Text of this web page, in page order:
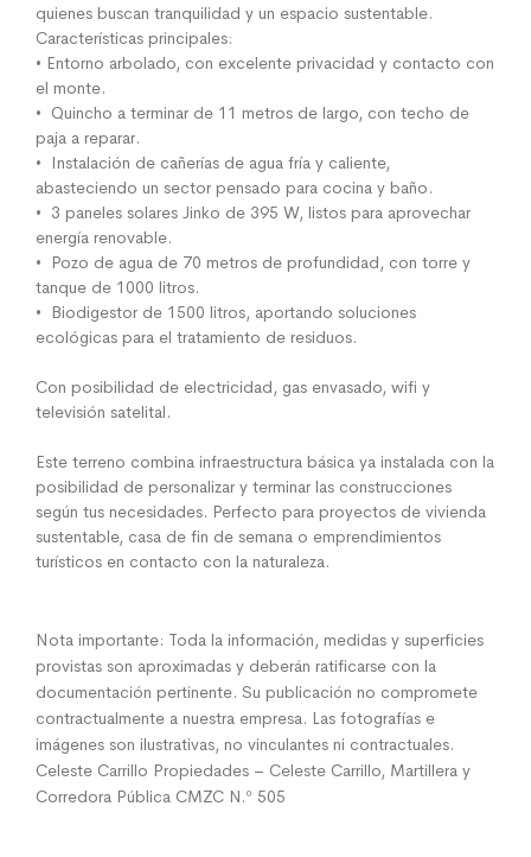
quienes buscan tranquilidad y un espacio sustentable.
Características principales:
• Entorno arbolado, con excelente privacidad y contacto con
el monte.
• Quincho a terminar de 11 metros de largo, con techo de
paja a reparar.
• Instalación de cañerías de agua fría y caliente,
abasteciendo un sector pensado para cocina y baño.
• 3 paneles solares Jinko de 395 W, listos para aprovechar
energía renovable.
• Pozo de agua de 70 metros de profundidad, con torre y
tanque de 1000 litros.
• Biodigestor de 1500 litros, aportando soluciones
ecológicas para el tratamiento de residuos.
Con posibilidad de electricidad, gas envasado, wifi y
televisión satelital.
Este terreno combina infraestructura básica ya instalada con la
posibilidad de personalizar y terminar las construcciones
según tus necesidades. Perfecto para proyectos de vivienda
sustentable, casa de fin de semana o emprendimientos
turísticos en contacto con la naturaleza.
Nota importante: Toda la información, medidas y superficies
provistas son aproximadas y deberán ratificarse con la
documentación pertinente. Su publicación no compromete
contractualmente a nuestra empresa. Las fotografías e
imágenes son ilustrativas, no vinculantes ni contractuales.
Celeste Carrillo Propiedades – Celeste Carrillo, Martillera y
Corredora Pública CMZC N.º 505